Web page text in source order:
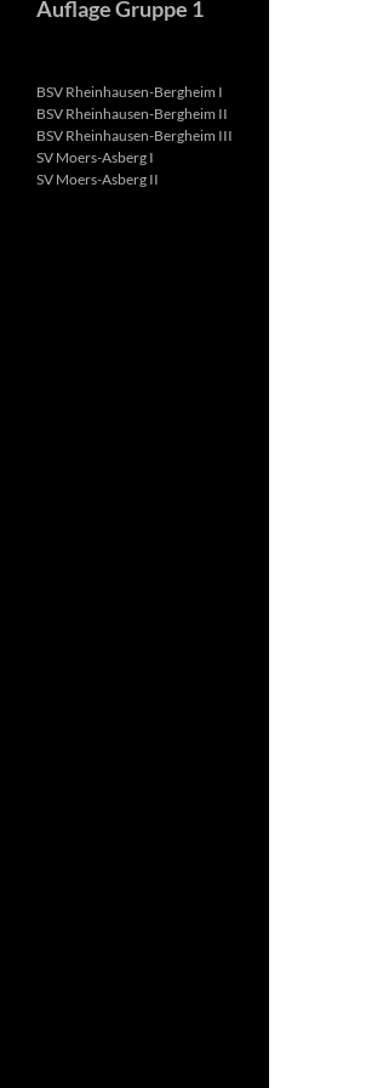
Auflage Gruppe 1
BSV Rheinhausen-Bergheim I
BSV Rheinhausen-Bergheim II
BSV Rheinhausen-Bergheim III
SV Moers-Asberg I
SV Moers-Asberg II